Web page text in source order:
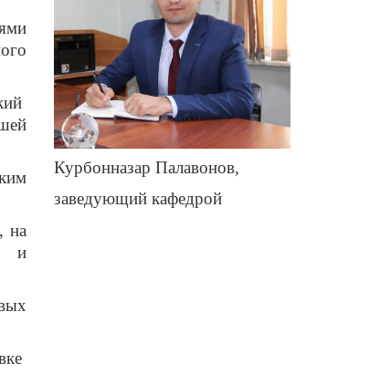
на
и
Курбонназар Палавонов,
заведующий кафедрой